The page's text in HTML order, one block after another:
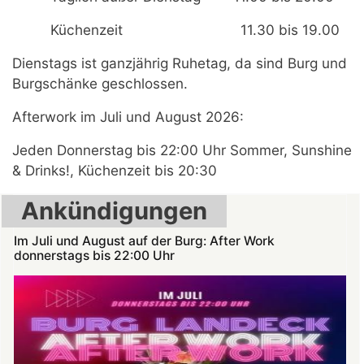
Küchenzeit 11.30 bis 19.00
Dienstags ist ganzjährig Ruhetag, da sind Burg und
Burgschänke geschlossen.
Afterwork im Juli und August 2026:
Jeden Donnerstag bis 22:00 Uhr Sommer, Sunshine
& Drinks!, Küchenzeit bis 20:30
Ankündigungen
Im Juli und August auf der Burg: After Work
donnerstags bis 22:00 Uhr